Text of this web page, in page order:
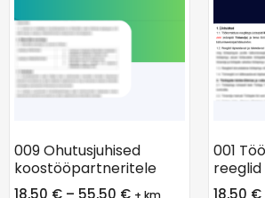
009 Ohutusjuhised
koostööpartneritele
001
reeglid